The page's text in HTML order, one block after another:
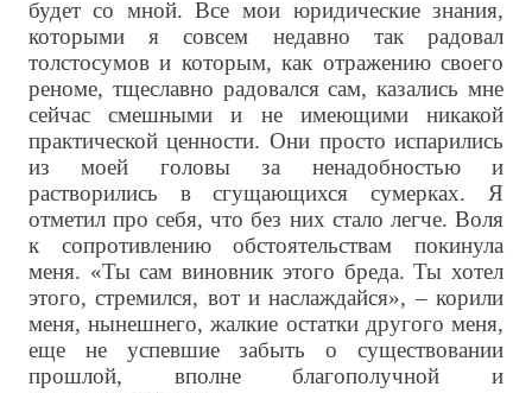
будет со мной. Все мои юридические знания,
которыми я совсем недавно так радовал
толстосумов и которым, как отражению своего
реноме, тщеславно радовался сам, казались мне
сейчас смешными и не имеющими никакой
практической ценности. Они просто испарились
из моей головы за ненадобностью и
растворились в сгущающихся сумерках. Я
отметил про себя, что без них стало легче. Воля
к сопротивлению обстоятельствам покинула
меня. «Ты сам виновник этого бреда. Ты хотел
этого, стремился, вот и наслаждайся», – корили
меня, нынешнего, жалкие остатки другого меня,
еще не успевшие забыть о существовании
прошлой, вполне благополучной и